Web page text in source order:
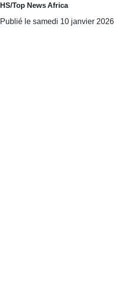
HS/Top News Africa
Publié le samedi 10 janvier 2026